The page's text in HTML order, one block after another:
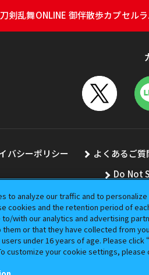
刀剣乱舞ONLINE 御伴散歩カプセル
バシーポリシー よくあるご質
Do Not
イトに掲載されている全ての画像、文章、デー
シャポン」は株式会社バンダイの登録商標です
to analyze our traffic and to
cookies and the retention period of
with our analytics and advertising
or that they have collected from
under 16 years of age. Please click
customize your cookie settings, please